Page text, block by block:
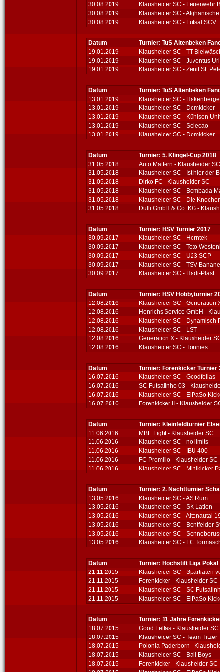
30.08.2019
Klausheider SC - Feuerwehr
30.08.2019
Klausheider SC -
30.08.2019
Klausheider SC - Futsal SCV
Datum
Turnier: TuS Altenbeken
19.01.2019
Klausheider SC - TT
19.01.2019
Klausheider SC - Juventus
19.01.2019
Klausheider SC - Zenit St.
Datum
Turnier: TuS Altenbeken
13.01.2019
Klausheider SC -
13.01.2019
Klausheider SC - Domkicker
13.01.2019
Klausheider SC - Kühlsen
13.01.2019
Klausheider SC - Selecao
13.01.2019
Klausheider SC - Domkicker
Datum
Turnier: 5. Klingel-Cup 2018
31.05.2018
Auto Mattern - Klausheider SC
31.05.2018
Klausheider SC - Ist hier der
31.05.2018
Dirko FC - Klausheider SC
31.05.2018
Klausheider SC - Bombada
31.05.2018
Klausheider SC - Die
31.05.2018
Dulli GmbH & Co. KG -
Datum
Turnier: HSV Turnier 2017
30.09.2017
Klausheider SC - Horntek
30.09.2017
Klausheider SC - Toto
30.09.2017
Klausheider SC - U23 SCP
30.09.2017
Klausheider SC - TSV
30.09.2017
Klausheider SC - Hadi-Plast
Datum
Turnier: HSV Hobbyturnier
12.08.2016
Klausheider SC - Generation
12.08.2016
Henrichs Service GmbH -
12.08.2016
Klausheider SC - Dynamisch
12.08.2016
Klausheider SC - LST
12.08.2016
Generation X - Klausheider
12.08.2016
Klausheider SC - Tönnies
Datum
Turnier: Forenkicker Turnier
16.07.2016
Klausheider SC - Goodfellas
16.07.2016
SC Futsalinho 03 -
16.07.2016
Klausheider SC - ElPaSo
16.07.2016
Forenkicker II - Klausheider
Datum
Turnier: Kleinfeldturnier
11.06.2016
MBE Light - Klausheider SC
11.06.2016
Klausheider SC - no limits
11.06.2016
Klausheider SC - IBU 400
11.06.2016
FC Promillo - Klausheider SC
11.06.2016
Klausheider SC - Minikicker
Datum
Turnier: 2. Nachtturnier
13.05.2016
Klausheider SC - AS Rum
13.05.2016
Klausheider SC - SK Lation
13.05.2016
Klausheider SC - Altenautal
13.05.2016
Klausheider SC - Bentfelder
13.05.2016
Klausheider SC -
13.05.2016
Klausheider SC - FC
Datum
Turnier: Hochstift Liga Pokal
21.11.2015
Klausheider SC - Spartiaten
21.11.2015
Forenkicker - Klausheider SC
21.11.2015
Klausheider SC - SC
21.11.2015
Klausheider SC - ElPaSo
Datum
Turnier: 11 Jahre
18.07.2015
Good Fellas - Klausheider SC
18.07.2015
Klausheider SC - Team Titzer
18.07.2015
Polonia Paderborn -
18.07.2015
Klausheider SC - Bali Boys
18.07.2015
Forenkicker - Klausheider SC